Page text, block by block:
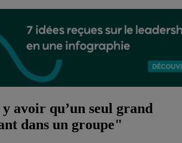
avoir qu’un seul grand
dans un groupe"